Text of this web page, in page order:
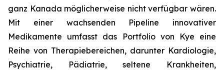
ganz Kanada möglicherweise nicht verfügbar wären.
Mit einer wachsenden Pipeline innovativer
Medikamente umfasst das Portfolio von Kye eine
Reihe von Therapiebereichen, darunter Kardiologie,
Psychiatrie, Pädiatrie, seltene Krankheiten,